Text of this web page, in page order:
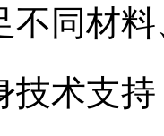
不同材
技术支